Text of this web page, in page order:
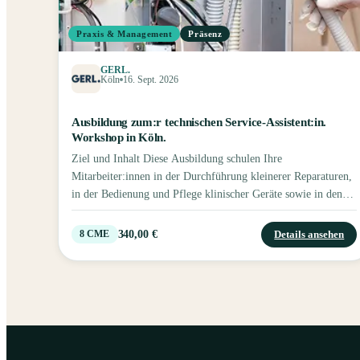
Praxis & Management Präsenz
GERL.
Köln 16. Sept. 2026
Ausbildung zum:r technischen Service-Assistent:in.
Workshop in Köln.
Ziel und Inhalt Diese Ausbildung schulen Ihre
Mitarbeiter:innen in der Durchführung kleinerer Reparaturen,
in der Bedienung und Pflege klinischer Geräte sowie in den
gesetzlichen Verordnungen und Vorschriften. Zur Absicherung
des Lernerfolges findet am Ende des Workshops eine
Leistungskontrolle statt, die ausschlaggebend für den Erhalt
des Zertifikates ist. Seminarinhalte Fehleranalyse sowie Pflege
8 CME 340,00 € Details ansehen